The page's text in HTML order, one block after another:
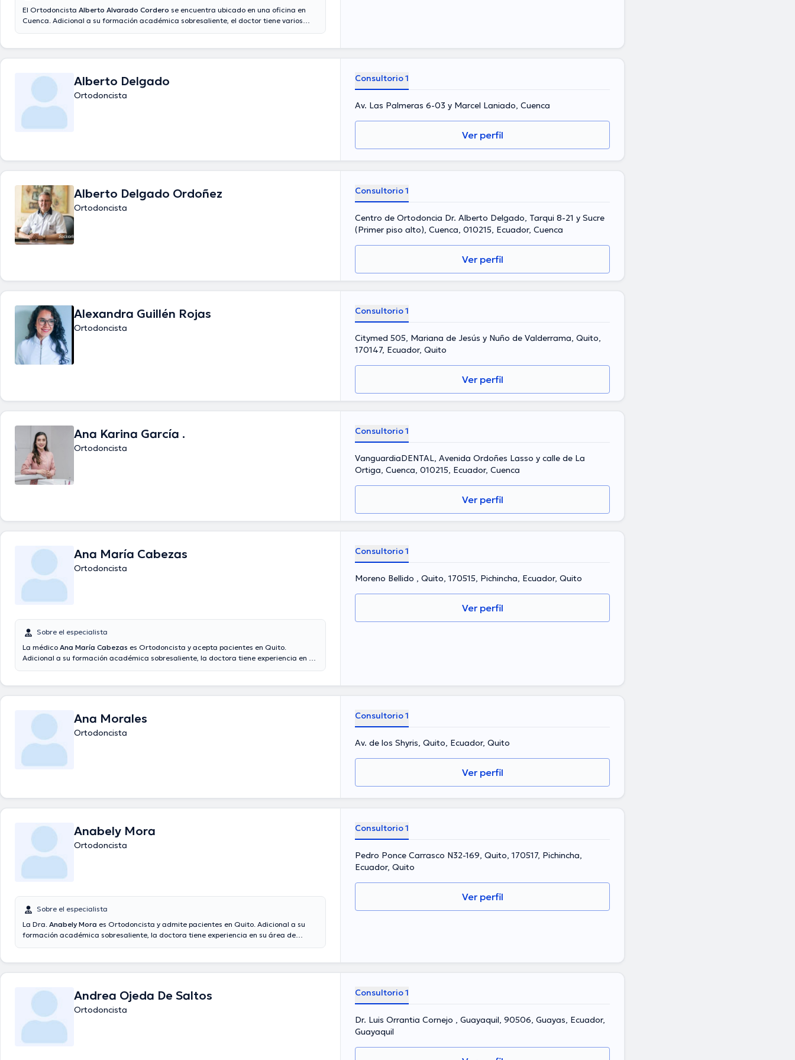
El Ortodoncista Alberto Alvarado Cordero se encuentra ubicado en una oficina en
Cuenca. Adicional a su formación académica sobresaliente, el doctor tiene varios
continua en su ámbito de especialización y ha compartido numerosas ediciones.
Alberto Delgado
Ortodoncista
Consultorio 1
Av. Las Palmeras 6-03 y Marcel Laniado, Cuenca
Ver perfil
Alberto Delgado Ordoñez
Ortodoncista
Consultorio 1
Centro de Ortodoncia Dr. Alberto Delgado, Tarqui 8-21 y Sucre
(Primer piso alto), Cuenca, 010215, Ecuador, Cuenca
Ver perfil
Alexandra Guillén Rojas
Ortodoncista
Consultorio 1
Citymed 505, Mariana de Jesús y Nuño de Valderrama, Quito,
170147, Ecuador, Quito
Ver perfil
Ana Karina García .
Ortodoncista
Consultorio 1
VanguardiaDENTAL, Avenida Ordoñes Lasso y calle de La
Ortiga, Cuenca, 010215, Ecuador, Cuenca
Ver perfil
Ana María Cabezas
Ortodoncista
Sobre el especialista
La médico Ana María Cabezas es Ortodoncista y acepta pacientes en Quito.
Adicional a su formación académica sobresaliente, la doctora tiene experiencia en su
de especialización y ha publicado importantes artículos.
Consultorio 1
Moreno Bellido , Quito, 170515, Pichincha, Ecuador, Quito
Ver perfil
Ana Morales
Ortodoncista
Consultorio 1
Av. de los Shyris, Quito, Ecuador, Quito
Ver perfil
Anabely Mora
Ortodoncista
Sobre el especialista
La Dra. Anabely Mora es Ortodoncista y admite pacientes en Quito. Adicional a su
formación académica sobresaliente, la doctora tiene experiencia en su área de
especialización y ha compartido numerosas publicaciones.
Consultorio 1
Pedro Ponce Carrasco N32-169, Quito, 170517, Pichincha,
Ecuador, Quito
Ver perfil
Andrea Ojeda De Saltos
Ortodoncista
Consultorio 1
Dr. Luis Orrantia Cornejo , Guayaquil, 90506, Guayas, Ecuador,
Guayaquil